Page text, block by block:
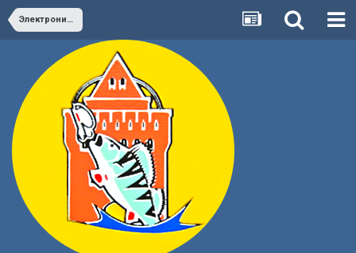
Электроника, бытовая техника и т.п.(КУПЛЯ - ПРОДАЖА)